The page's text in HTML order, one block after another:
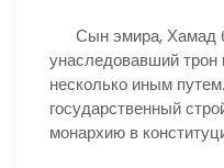
Сын эмира, Хамад
унаследовавший
несколько иным
государственный
монархию в